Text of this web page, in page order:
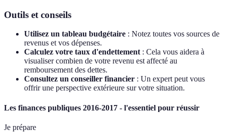
Outils et conseils
Utilisez un tableau budgétaire : Notez toutes vos sources de
revenus et vos dépenses.
Calculez votre taux d'endettement : Cela vous aidera à
visualiser combien de votre revenu est affecté au
remboursement des dettes.
Consultez un conseiller financier : Un expert peut vous
offrir une perspective extérieure sur votre situation.
Les finances publiques 2016-2017 - l'essentiel pour réussir
Je prépare